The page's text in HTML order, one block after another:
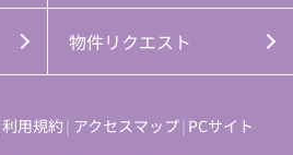
物件リクエスト
利用規約 アクセスマップ PCサイト